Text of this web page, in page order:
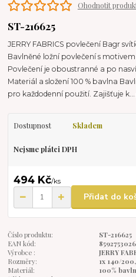
Ohodnotit
ST-216625
JERRY FABRICS povlečení Bagr
Bavlněné ložní povlečení s
Povlečení je oboustranné a po
Materiál a složení 100 % bavlna
pro každodenní použití. Zajišťuje
Dostupnost Skladem
Nejsme plátci DPH
494 Kč/ks
Přidat do
Číslo produktu:
ST-216625
EAN kód:
Výrobce :
JERRY
Rozměry:
1x 140/
Materiál:
100%